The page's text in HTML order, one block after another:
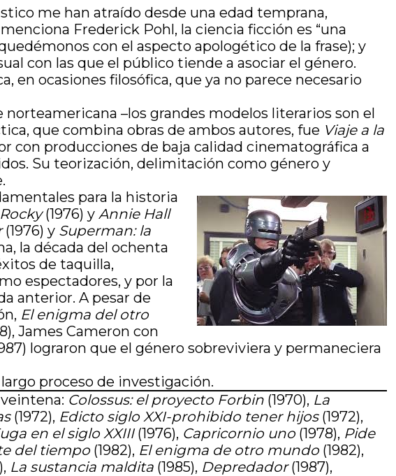
me han atraído desde una edad temprana,
Frederick Pohl, la ciencia ficción es “una
con el aspecto apologético de la frase); y
con las que el público tiende a asociar el género.
en ocasiones filosófica, que ya no parece necesario
–los grandes modelos literarios son el
que combina obras de ambos autores, fue Viaje a la
con producciones de baja calidad cinematográfica a
Su teorización, delimitación como género y
para la historia
Rocky(1976) yAnnie Hall
(1976) y Superman: la
la década del ochenta
de taquilla,
espectadores, y por la
anterior. A pesar de
El enigma del otro
James Cameron con
lograron que el género sobreviviera y permaneciera
proceso de investigación.
Colossus: el proyecto Forbin (1970), La
(1972), Edicto siglo XXI-prohibido tener hijos (1972),
en el siglo XXIII(1976), Capricornio uno (1978), Pide
del tiempo (1982), El enigma de otro mundo (1982),
La sustancia maldita (1985), Depredador(1987),